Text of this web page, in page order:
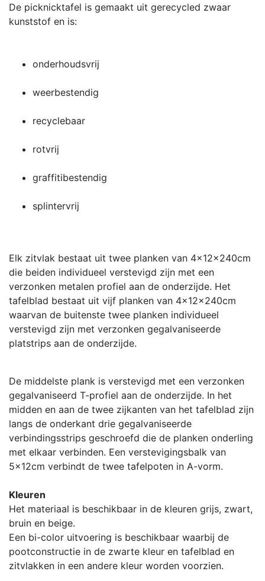
De picknicktafel is gemaakt uit gerecycled zwaar
kunststof en is:
onderhoudsvrij
weerbestendig
recyclebaar
rotvrij
graffitibestendig
splintervrij
Elk zitvlak bestaat uit twee planken van 4x12x240cm
die beiden individueel verstevigd zijn met een
verzonken metalen profiel aan de onderzijde. Het
tafelblad bestaat uit vijf planken van 4x12x240cm
waarvan de buitenste twee planken individueel
verstevigd zijn met verzonken gegalvaniseerde
platstrips aan de onderzijde.
De middelste plank is verstevigd met een verzonken
gegalvaniseerd T-profiel aan de onderzijde. In het
midden en aan de twee zijkanten van het tafelblad zijn
langs de onderkant drie gegalvaniseerde
verbindingsstrips geschroefd die de planken onderling
met elkaar verbinden. Een verstevigingsbalk van
5x12cm verbindt de twee tafelpoten in A-vorm.
Kleuren
Het materiaal is beschikbaar in de kleuren grijs, zwart,
bruin en beige.
Een bi-color uitvoering is beschikbaar waarbij de
pootconstructie in de zwarte kleur en tafelblad en
zitvlakken in een andere kleur worden voorzien.